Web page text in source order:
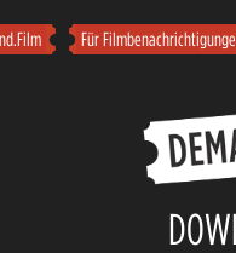
Für